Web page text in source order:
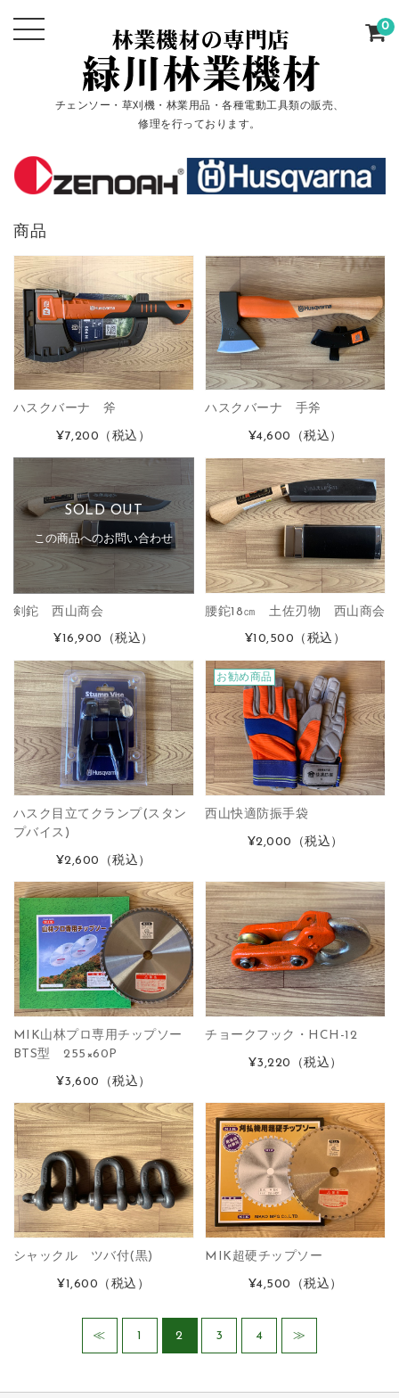
チェンソー・草刈機・林業用品・各種電動工具類の販売、
修理を行っております。
0
商品
ハスクバーナ 斧
¥7,200 （税込）
ハスクバーナ 手斧
¥4,600 （税込）
SOLD OUT
この商品へのお問い合わせ
剣鉈 西山商会
¥16,900 （税込）
腰鉈18㎝ 土佐刃物 西山商会
¥10,500 （税込）
ハスク目立てクランプ(スタン
プバイス)
¥2,600 （税込）
お勧め商品
西山快適防振手袋
¥2,000 （税込）
MIK山林プロ専用チップソー
BTS型 255×60P
¥3,600 （税込）
チョークフック・HCH-12
¥3,220 （税込）
シャックル ツバ付(黒)
¥1,600 （税込）
MIK超硬チップソー
¥4,500 （税込）
≪ 1 2 3 4 ≫